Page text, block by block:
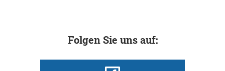
Folgen Sie uns auf: